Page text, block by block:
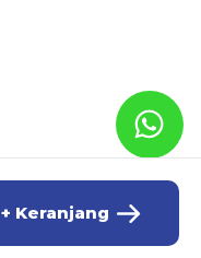
+ Keranjang